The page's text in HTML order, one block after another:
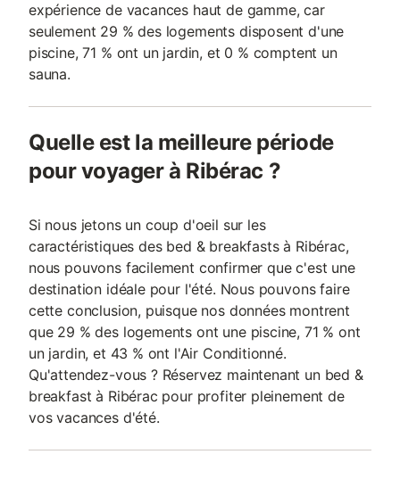
expérience de vacances haut de gamme, car
seulement 29 % des logements disposent d'une
piscine, 71 % ont un jardin, et 0 % comptent un
sauna.
Quelle est la meilleure période
pour voyager à Ribérac ?
Si nous jetons un coup d'oeil sur les
caractéristiques des bed & breakfasts à Ribérac,
nous pouvons facilement confirmer que c'est une
destination idéale pour l'été. Nous pouvons faire
cette conclusion, puisque nos données montrent
que 29 % des logements ont une piscine, 71 % ont
un jardin, et 43 % ont l'Air Conditionné.
Qu'attendez-vous ? Réservez maintenant un bed &
breakfast à Ribérac pour profiter pleinement de
vos vacances d'été.